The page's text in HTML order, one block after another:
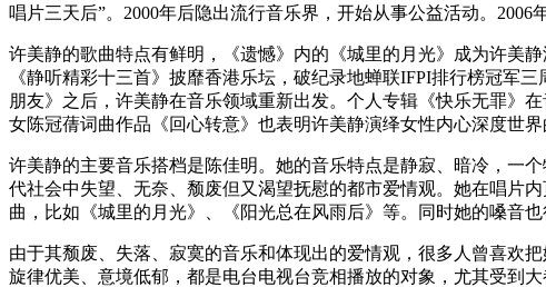
唱片三天后”。2000年后隐出流行音乐界，开始从事公益活动。2006
许美静的歌曲特点有鲜明，《遗憾》内的《城里的月光》成为许美
《静听精彩十三首》披靡香港乐坛，破纪录地蝉联IFPI排行榜冠军
朋友》之后，许美静在音乐领域重新出发。个人专辑《快乐无罪》
女陈冠蒨词曲作品《回心转意》也表明许美静演绎女性内心深度世
许美静的主要音乐搭档是陈佳明。她的音乐特点是静寂、暗冷，一
代社会中失望、无奈、颓废但又渴望抚慰的都市爱情观。她在唱片
曲，比如《城里的月光》、《阳光总在风雨后》等。同时她的嗓音
由于其颓废、失落、寂寞的音乐和体现出的爱情观，很多人曾喜欢
旋律优美、意境低郁，都是电台电视台竞相播放的对象，尤其受到大